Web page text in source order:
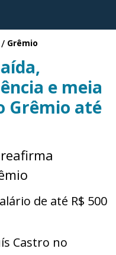
Grêmio
e meia
Grêmio até
de até R$ 500
Castro no